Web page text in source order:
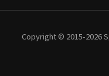
Copyright © 2015-2026